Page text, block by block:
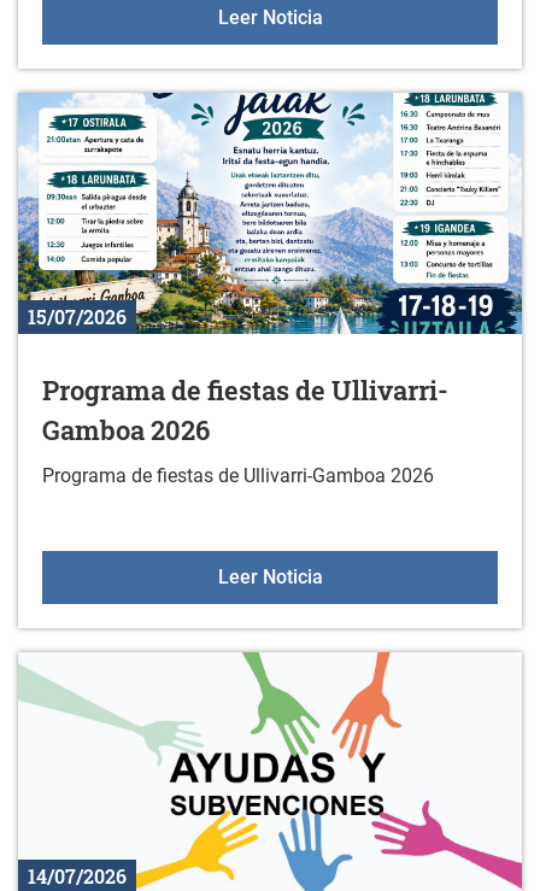
Leer NoticiaEncuesta ciudadana
15/07/2026
Programa de fiestas de Ullivarri-
Gamboa 2026
Programa de fiestas de Ullivarri-Gamboa 2026
Leer NoticiaPrograma de fiestas de
14/07/2026